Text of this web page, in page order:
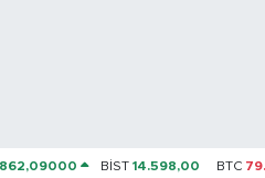
BİST14.598,00 BTC